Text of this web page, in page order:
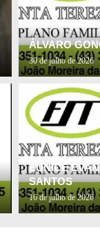
ÁLVARO
30 de julho de 2026
EUNICE
SANTOS
16 de julho de 2026